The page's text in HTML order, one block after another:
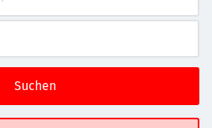
Suchen